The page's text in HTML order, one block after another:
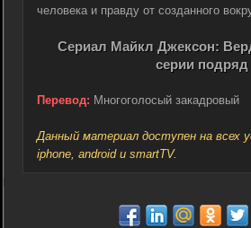
человека и правду от созданного
Сериал Майкл Джексон:
серии подряд
Перевод: Многоголосый закадровый
Данный материал доступен на всех
iphone, android и smartTV.